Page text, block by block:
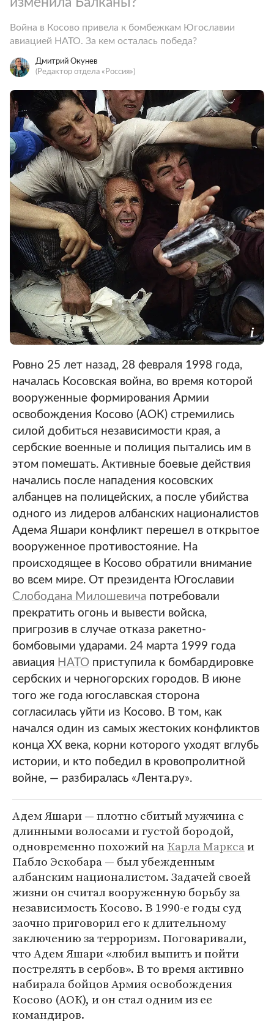
Война в Косово привела к бомбежкам Югославии
авиацией НАТО. За кем осталась победа?
Дмитрий Окунев
(Редактор отдела «Россия»)
Ровно 25 лет назад, 28 февраля 1998 года,
началась Косовская война, во время которой
вооруженные формирования Армии
освобождения Косово (АОК) стремились
силой добиться независимости края, а
сербские военные и полиция пытались им в
этом помешать. Активные боевые действия
начались после нападения косовских
албанцев на полицейских, а после убийства
одного из лидеров албанских националистов
Адема Яшари конфликт перешел в открытое
вооруженное противостояние. На
происходящее в Косово обратили внимание
во всем мире. От президента Югославии
Слободана Милошевича потребовали
прекратить огонь и вывести войска,
пригрозив в случае отказа ракетно-
бомбовыми ударами. 24 марта 1999 года
авиация НАТО приступила к бомбардировке
сербских и черногорских городов. В июне
того же года югославская сторона
согласилась уйти из Косово. В том, как
начался один из самых жестоких конфликтов
конца XX века, корни которого уходят вглубь
истории, и кто победил в кровопролитной
войне, — разбиралась «Лента.ру».
Адем Яшари — плотно сбитый мужчина с
длинными волосами и густой бородой,
одновременно похожий наКарла Марксаи
Пабло Эскобара — был убежденным
албанским националистом. Задачей своей
жизни он считал вооруженную борьбу за
независимость Косово. В 1990-е годы суд
заочно приговорил его к длительному
заключению за терроризм. Поговаривали,
что Адем Яшари «любил выпить и пойти
пострелять в сербов». В то время активно
набирала бойцов Армия освобождения
Косово (АОК), и он стал одним из ее
командиров.